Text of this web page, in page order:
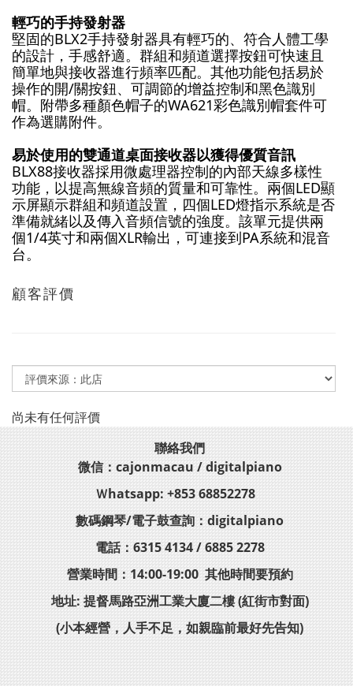
輕巧的手持發射器
堅固的BLX2手持發射器具有輕巧的、符合人體工學
的設計，手感舒適。群組和頻道選擇按鈕可快速且
簡單地與接收器進行頻率匹配。其他功能包括易於
操作的開/關按鈕、可調節的增益控制和黑色識別
帽。附帶多種顏色帽子的WA621彩色識別帽套件可
作為選購附件。
易於使用的雙通道桌面接收器以獲得優質音訊
BLX88接收器採用微處理器控制的內部天線多樣性
功能，以提高無線音頻的質量和可靠性。兩個LED顯
示屏顯示群組和頻道設置，四個LED燈指示系統是否
準備就緒以及傳入音頻信號的強度。該單元提供兩
個1/4英寸和兩個XLR輸出，可連接到PA系統和混音
台。
顧客評價
尚未有任何評價
聯絡我們
微信：cajonmacau / digitalpiano
Ｗhatsapp: +853 68852278
數碼鋼琴/電子鼓查詢：digitalpiano
電話：6315 4134 / 6885 2278
營業時間：14:00-19:00 其他時間要預約
地址: 提督馬路亞洲工業大廈二樓 (紅街市對面)
(小本經營，人手不足，如親臨前最好先告知)